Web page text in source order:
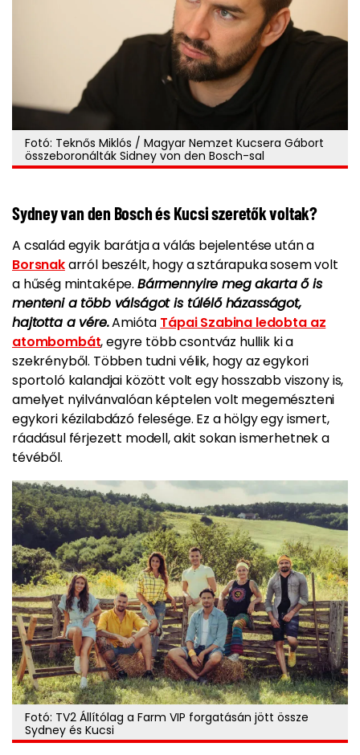
Fotó: Teknős Miklós / Magyar Nemzet Kucsera Gábort
összeboronálták Sidney von den Bosch-sal
Sydney van den Bosch és Kucsi szeretők voltak?
A család egyik barátja a válás bejelentése után a
Borsnakarról beszélt, hogy a sztárapuka sosem volt
a hűség mintaképe. Bármennyire meg akarta ő is
menteni a több válságot is túlélő házasságot,
hajtotta a vére.Amióta Tápai Szabina ledobta az
atombombát, egyre több csontváz hullik ki a
szekrényből. Többen tudni vélik, hogy az egykori
sportoló kalandjai között volt egy hosszabb viszony is,
amelyet nyilvánvalóan képtelen volt megemészteni
egykori kézilabdázó felesége. Ez a hölgy egy ismert,
ráadásul férjezett modell, akit sokan ismerhetnek a
tévéből.
Fotó: TV2 Állítólag a Farm VIP forgatásán jött össze
Sydney és Kucsi